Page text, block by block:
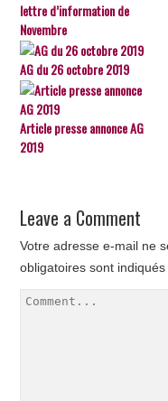
lettre d’information de
Novembre
AG du 26 octobre 2019
Article presse annonce AG
2019
Leave a Comment
Votre adresse e-mail ne
obligatoires sont